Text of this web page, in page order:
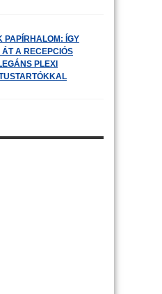
PAPÍRHALOM: ÍGY
A RECEPCIÓS
PLEXI